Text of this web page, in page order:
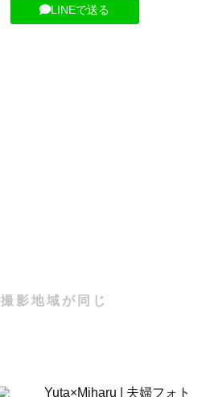
LINEで送る
撮影地域が同じ